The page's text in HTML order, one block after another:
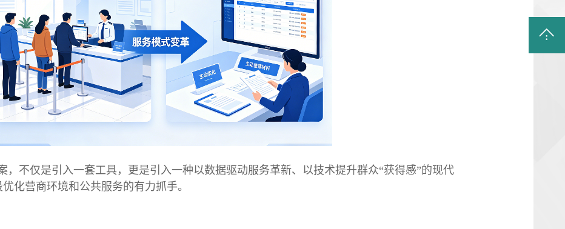
，不仅是引入一套工具，更是引入一种以数据驱动服务革新、以技术提升群众“获得感”的现代
化营商环境和公共服务的有力抓手。